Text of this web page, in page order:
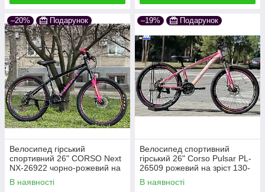
–20% Подарунок
Велосипед гірський
спортивний 26" CORSO Next
NX-26922 чорно-рожевий на
рост 130-145 cм
В наявності
–19% Подарунок
Велосипед спортивний
гірський 26" Corso Pulsar PL-
26509 рожевий на зріст 130-
145 см УЦІНКА ПОДРЯПИНИ
НА РАМІ
В наявності